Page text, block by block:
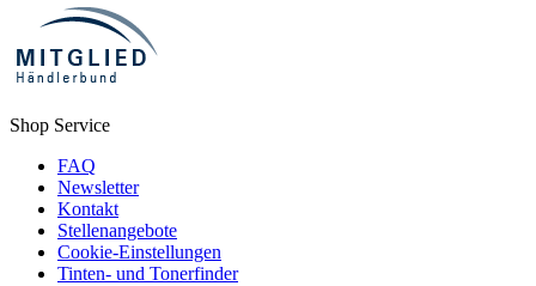
Shop Service
FAQ
Newsletter
Kontakt
Stellenangebote
Cookie-Einstellungen
Tinten- und Tonerfinder